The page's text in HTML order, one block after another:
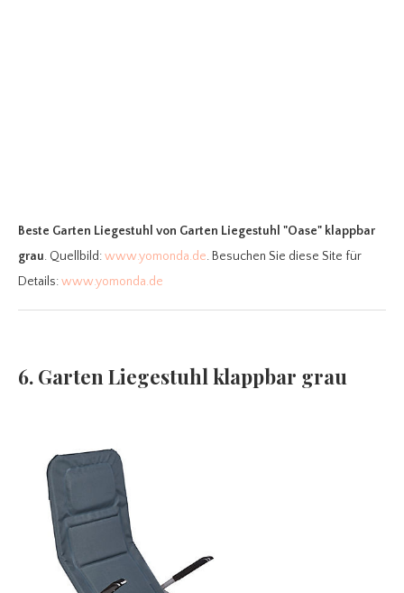
Beste Garten Liegestuhl von Garten Liegestuhl "Oase" klappbar
grau. Quellbild:www.yomonda.de. Besuchen Sie diese Site für
Details:www.yomonda.de
6. Garten Liegestuhl klappbar grau